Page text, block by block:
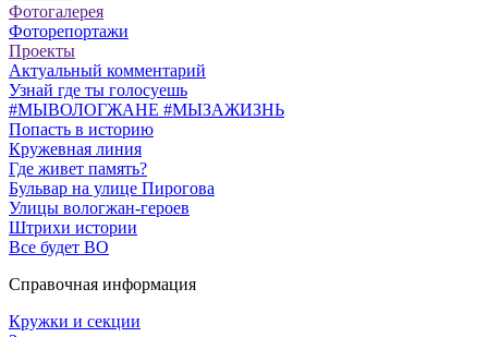
Фотогалерея
Фоторепортажи
Проекты
Актуальный комментарий
Узнай где ты голосуешь
#МЫВОЛОГЖАНЕ #МЫЗАЖИЗНЬ
Попасть в историю
Кружевная линия
Где живет память?
Бульвар на улице Пирогова
Улицы вологжан-героев
Штрихи истории
Все будет ВО
Справочная информация
Кружки и секции